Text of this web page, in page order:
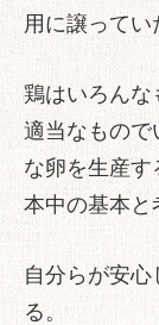
用に譲ってい
鶏はいろんな
適当なもので
な卵を生産
本中の基本と
自分らが安心
る。